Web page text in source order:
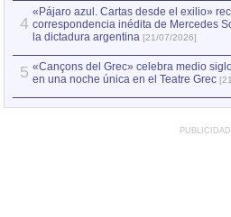
4
«Pájaro azul. Cartas desde el exilio»
correspondencia inédita de Mercedes
la dictadura argentina [21/07/2026]
5 «Cançons del Grec» celebra medio
en una noche única en el Teatre Grec
PUBLICIDAD